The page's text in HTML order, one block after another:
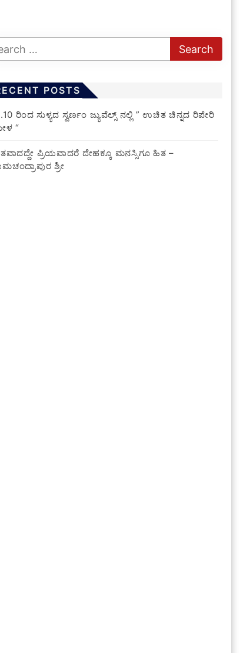
POSTS
ರಿಂದ ಸುಳ್ಯದ ಸ್ವರ್ಣಂ ಜ್ಯುವೆಲ್ಸ್ ನಲ್ಲಿ ” ಉಚಿತ ಚಿನ್ನದ ರಿಪೇರಿ
“
ಪ್ರಿಯವಾದರೆ ದೇಹಕ್ಕೂ ಮನಸ್ಸಿಗೂ ಹಿತ –
ಶ್ರೀ